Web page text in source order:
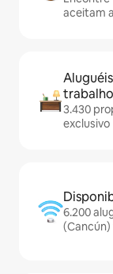
aceitam
3.430
exclusivo
6.200